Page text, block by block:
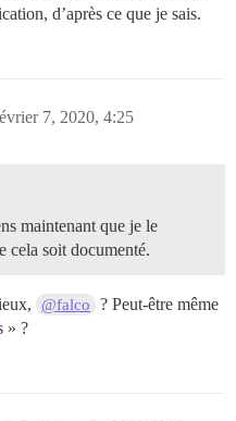
d’après ce que je sais.
7, 2020, 4:25
maintenant que je le
cela soit documenté.
@falco
? Peut-être même
» ?